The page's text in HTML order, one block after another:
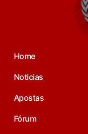
Home
Noticias
Apostas
Fórum